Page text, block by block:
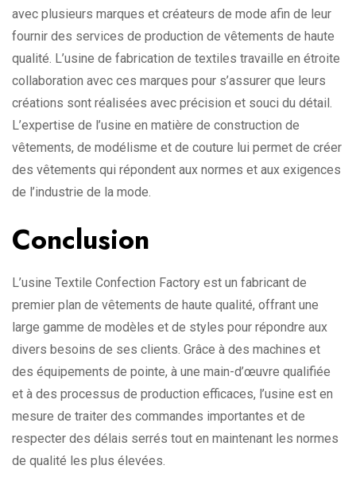
avec plusieurs marques et créateurs de mode afin de leur
fournir des services de production de vêtements de haute
qualité. L’usine de fabrication de textiles travaille en étroite
collaboration avec ces marques pour s’assurer que leurs
créations sont réalisées avec précision et souci du détail.
L’expertise de l’usine en matière de construction de
vêtements, de modélisme et de couture lui permet de créer
des vêtements qui répondent aux normes et aux exigences
de l’industrie de la mode.
Conclusion
L’usine Textile Confection Factory est un fabricant de
premier plan de vêtements de haute qualité, offrant une
large gamme de modèles et de styles pour répondre aux
divers besoins de ses clients. Grâce à des machines et
des équipements de pointe, à une main-d’œuvre qualifiée
et à des processus de production efficaces, l’usine est en
mesure de traiter des commandes importantes et de
respecter des délais serrés tout en maintenant les normes
de qualité les plus élevées.